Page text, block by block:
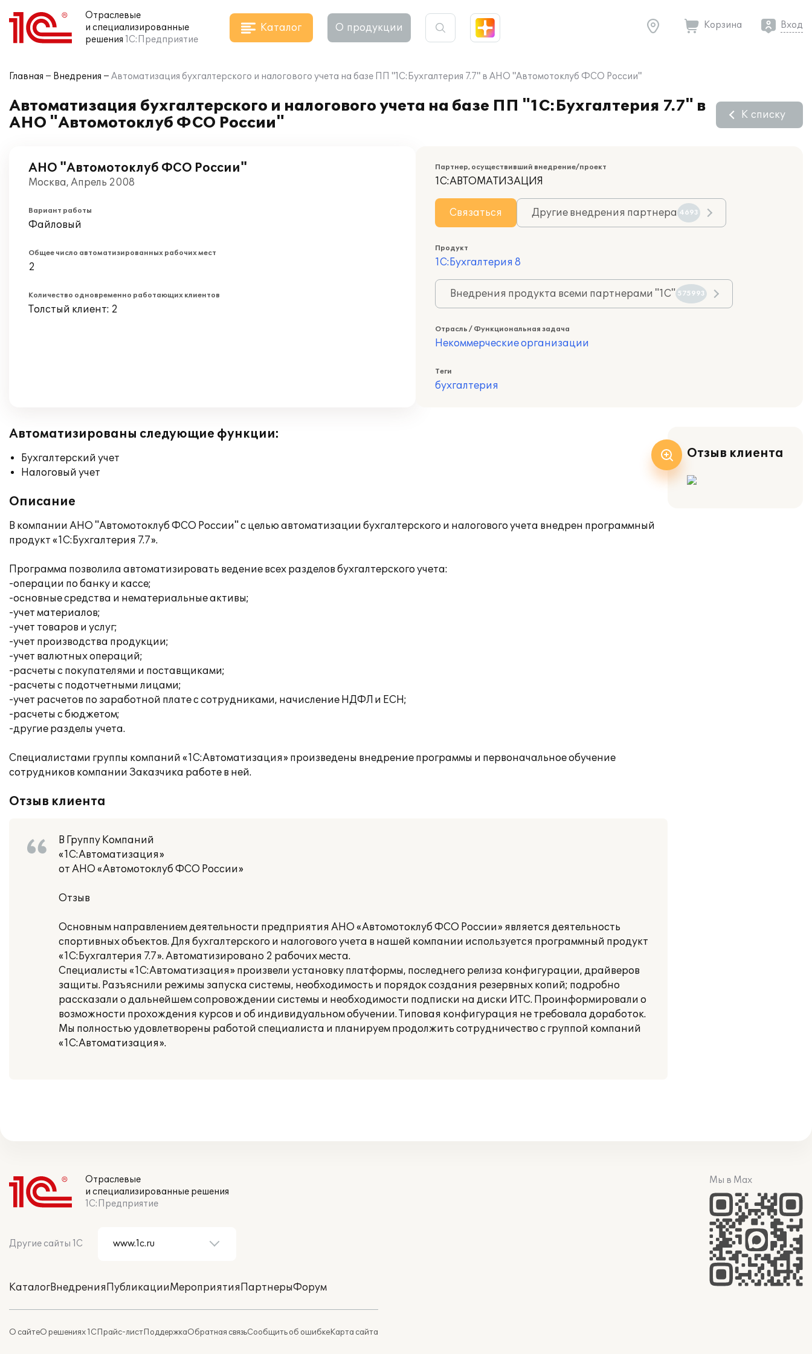
Отраслевые
и специализированные
решения 1С:Предприятие
Каталог О продукции Корзина Вход
Главная Внедрения Автоматизация бухгалтерского и налогового учета на базе ПП "1С:Бухгалтерия 7.7" в АНО "Автомотоклуб ФСО России"
Автоматизация бухгалтерского и налогового учета на базе ПП "1С:Бухгалтерия 7.7" в
АНО "Автомотоклуб ФСО России"
К списку
АНО "Автомотоклуб ФСО России"
Москва, Апрель 2008
Вариант работы
Файловый
Общее число автоматизированных рабочих мест
2
Количество одновременно работающих клиентов
Толстый клиент: 2
Партнер, осуществивший внедрение/проект
1С:АВТОМАТИЗАЦИЯ
Связаться Другие внедрения партнера 4693
Продукт
1С:Бухгалтерия 8
Внедрения продукта всеми партнерами "1С" 575993
Отрасль / Функциональная задача
Некоммерческие организации
Теги
бухгалтерия
Автоматизированы следующие функции:
Бухгалтерский учет
Налоговый учет
Описание
В компании АНО "Автомотоклуб ФСО России" с целью автоматизации бухгалтерского и налогового учета внедрен программный
продукт «1С:Бухгалтерия 7.7».
Программа позволила автоматизировать ведение всех разделов бухгалтерского учета:
-операции по банку и кассе;
-основные средства и нематериальные активы;
-учет материалов;
-учет товаров и услуг;
-учет производства продукции;
-учет валютных операций;
-расчеты с покупателями и поставщиками;
-расчеты с подотчетными лицами;
-учет расчетов по заработной плате с сотрудниками, начисление НДФЛ и ЕСН;
-расчеты с бюджетом;
-другие разделы учета.
Специалистами группы компаний «1С:Автоматизация» произведены внедрение программы и первоначальное обучение
сотрудников компании Заказчика работе в ней.
Отзыв клиента
В Группу Компаний
«1С:Автоматизация»
от АНО «Автомотоклуб ФСО России»
Отзыв
Основным направлением деятельности предприятия АНО «Автомотоклуб ФСО России» является деятельность
спортивных объектов. Для бухгалтерского и налогового учета в нашей компании используется программный продукт
«1C:Бухгалтерия 7.7». Автоматизировано 2 рабочих места.
Специалисты «1С:Автоматизация» произвели установку платформы, последнего релиза конфигурации, драйверов
защиты. Разъяснили режимы запуска системы, необходимость и порядок создания резервных копий; подробно
рассказали о дальнейшем сопровождении системы и необходимости подписки на диски ИТС. Проинформировали о
возможности прохождения курсов и об индивидуальном обучении. Типовая конфигурация не требовала доработок.
Мы полностью удовлетворены работой специалиста и планируем продолжить сотрудничество с группой компаний
«1С:Автоматизация».
Отзыв клиента
Отраслевые
и специализированные решения
1С:Предприятие
Другие сайты 1С
КаталогВнедренияПубликацииМероприятияПартнерыФорум
О сайтеО решениях 1СПрайс-листПоддержкаОбратная связьСообщить об ошибкеКарта сайта
Мы в Max